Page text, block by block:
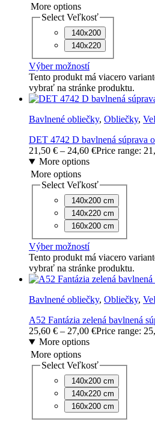
More options
Select Veľkosť
140x200
140x220
Výber možností
Tento produkt má viacero
vybrať na stránke produktu.
Bavlnené obliečky, Obliečky,
DET 4742 D bavlnená súprava
21,50 € – 24,60 €Price range:
More options
More options
Select Veľkosť
140x200 cm
140x220 cm
160x200 cm
Výber možností
Tento produkt má viacero
vybrať na stránke produktu.
Bavlnené obliečky, Obliečky,
A52 Fantázia zelená bavlnená
25,60 € – 27,00 €Price range:
More options
More options
Select Veľkosť
140x200 cm
140x220 cm
160x200 cm